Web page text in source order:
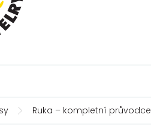
Ruka – kompletní průvodce